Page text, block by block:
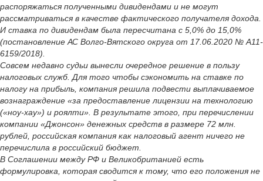
распоряжаться полученными дивидендами и не могут
рассматриваться в качестве фактического получателя дохода.
И ставка по дивидендам была пересчитана с 5,0% до 15,0%
(постановление АС Волго-Вятского округа от 17.06.2020 № А11-
6159/2018).
Совсем недавно судьи вынесли очередное решение в пользу
налоговых служб. Для того чтобы сэкономить на ставке по
налогу на прибыль, компания решила подвести выплачиваемое
вознаграждение «за предоставление лицензии на технологию
(«ноу-хау») и роялти». В результате этого, при перечислении
компании «Джонсон» денежных средств в размере 72 млн.
рублей, российская компания как налоговый агент ничего не
перечислила в российский бюджет.
В Соглашении между РФ и Великобританией есть
формулировка, которая сводится к тому, что его положения не